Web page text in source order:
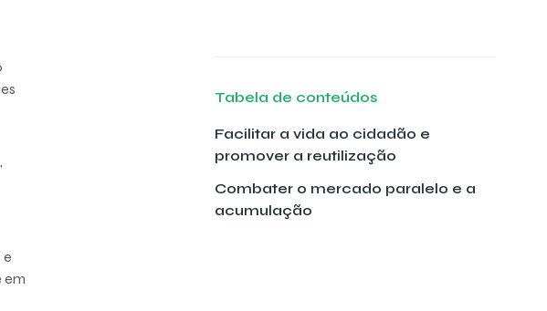
e
em
Tabela de conteúdos
Facilitar a vida ao cidadão e
promover a reutilização
Combater o mercado paralelo e a
acumulação